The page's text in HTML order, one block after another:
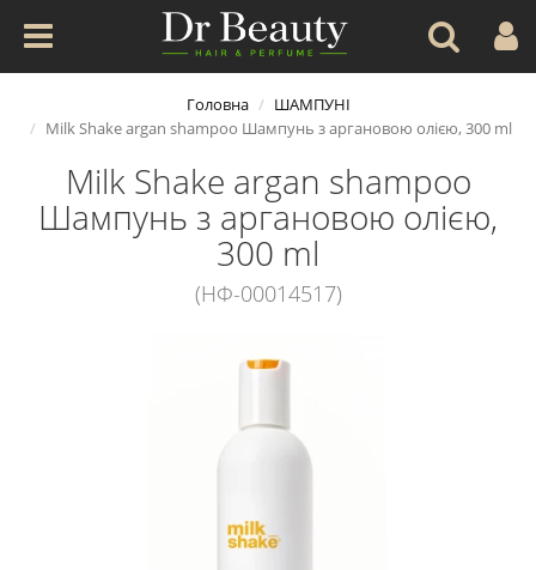
Головна
ШАМПУНІ
Milk Shake argan shampoo Шампунь з аргановою олією, 300 ml
Milk Shake argan shampoo
Шампунь з аргановою олією,
300 ml
(НФ-00014517)